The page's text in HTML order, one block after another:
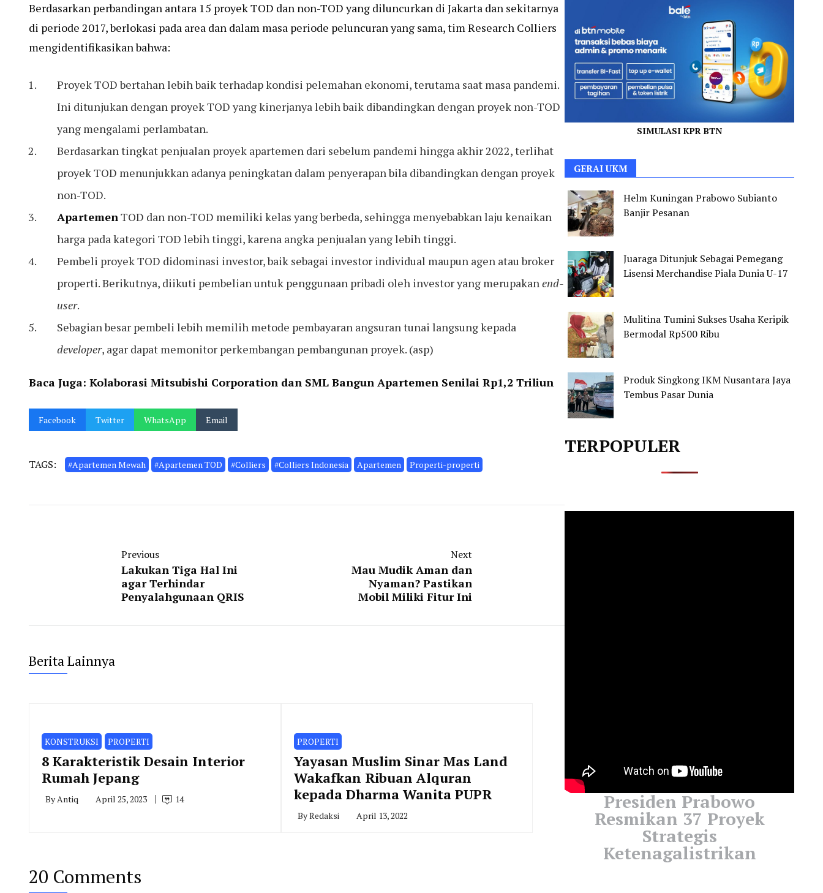
Berdasarkan perbandingan antara 15 proyek TOD dan non-TOD yang diluncurkan di Jakarta dan sekitarnya
di periode 2017, berlokasi pada area dan dalam masa periode peluncuran yang sama, tim Research Colliers
mengidentifikasikan bahwa:
Proyek TOD bertahan lebih baik terhadap kondisi pelemahan ekonomi, terutama saat masa pandemi.
Ini ditunjukan dengan proyek TOD yang kinerjanya lebih baik dibandingkan dengan proyek non-TOD
yang mengalami perlambatan.
Berdasarkan tingkat penjualan proyek apartemen dari sebelum pandemi hingga akhir 2022, terlihat
proyek TOD menunjukkan adanya peningkatan dalam penyerapan bila dibandingkan dengan proyek
non-TOD.
ApartemenTOD dan non-TOD memiliki kelas yang berbeda, sehingga menyebabkan laju kenaikan
harga pada kategori TOD lebih tinggi, karena angka penjualan yang lebih tinggi.
Pembeli proyek TOD didominasi investor, baik sebagai investor individual maupun agen atau broker
properti. Berikutnya, diikuti pembelian untuk penggunaan pribadi oleh investor yang merupakanend-
user.
Sebagian besar pembeli lebih memilih metode pembayaran angsuran tunai langsung kepada
developer, agar dapat memonitor perkembangan pembangunan proyek. (asp)
Baca Juga: Kolaborasi Mitsubishi Corporation dan SML Bangun Apartemen Senilai Rp1,2 Triliun
Facebook Twitter WhatsApp Email
TAGS: #Apartemen Mewah #Apartemen TOD #Colliers #Colliers Indonesia Apartemen Properti-properti
Previous
Lakukan Tiga Hal Ini
agar Terhindar
Penyalahgunaan QRIS
Next
Mau Mudik Aman dan
Nyaman? Pastikan
Mobil Miliki Fitur Ini
Berita Lainnya
KONSTRUKSI PROPERTI
8 Karakteristik Desain Interior
Rumah Jepang
ByAntiq April 25, 2023 14
PROPERTI
Yayasan Muslim Sinar Mas Land
Wakafkan Ribuan Alquran
kepada Dharma Wanita PUPR
ByRedaksi April 13, 2022
20 Comments
SIMULASI KPR BTN
GERAI UKM
Helm Kuningan Prabowo Subianto
Banjir Pesanan
Juaraga Ditunjuk Sebagai Pemegang
Lisensi Merchandise Piala Dunia U-17
Mulitina Tumini Sukses Usaha Keripik
Bermodal Rp500 Ribu
Produk Singkong IKM Nusantara Jaya
Tembus Pasar Dunia
TERPOPULER
Presiden Prabowo
Resmikan 37 Proyek
Strategis
Ketenagalistrikan